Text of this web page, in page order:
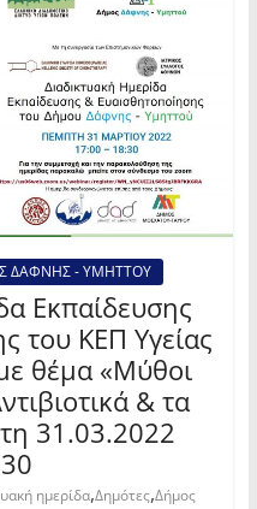
ΔΑΦΝΗΣ - ΥΜΗΤΤΟΥ
Εκπαίδευσης
του ΚΕΠ Υγείας
θέμα «Μύθοι
& τα
31.03.2022
ημερίδα,Δημότες,Δήμος